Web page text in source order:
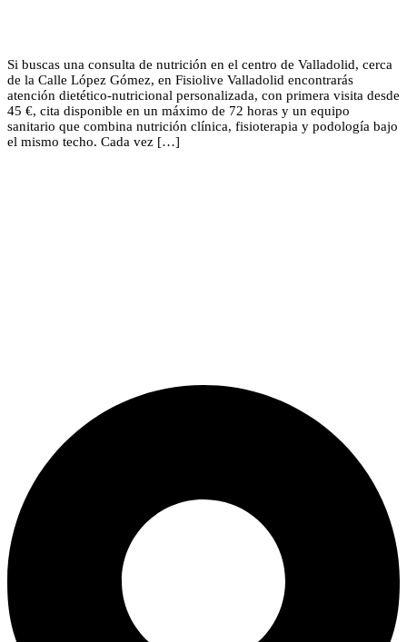
Si buscas una consulta de nutrición en el centro de Valladolid, cerca
de la Calle López Gómez, en Fisiolive Valladolid encontrarás
atención dietético-nutricional personalizada, con primera visita desde
45 €, cita disponible en un máximo de 72 horas y un equipo
sanitario que combina nutrición clínica, fisioterapia y podología bajo
el mismo techo. Cada vez […]